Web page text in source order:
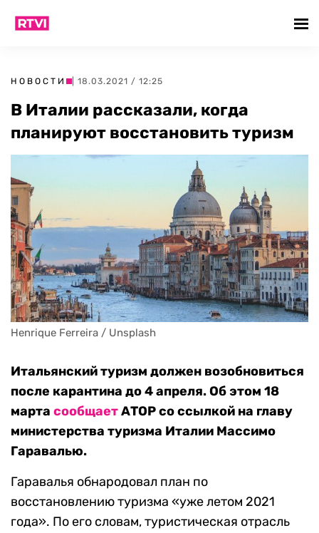
НОВОСТИ | 18.03.2021 / 12:25
В Италии рассказали, когда
планируют восстановить туризм
Henrique Ferreira / Unsplash
Итальянский туризм должен возобновиться
после карантина до 4 апреля. Об этом 18
марта сообщаетАТОР со ссылкой на главу
министерства туризма Италии Массимо
Гаравалью.
Гаравалья обнародовал план по
восстановлению туризма «уже летом 2021
года». По его словам, туристическая отрасль